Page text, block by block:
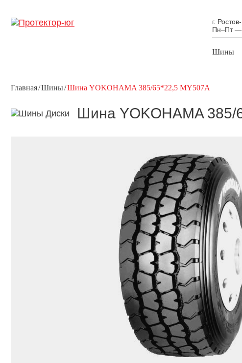
г.
Пн–Пт —
Шины
Главная Шины Шина YOKOHAMA 385/65*22,5 MY507A
Шина YOKOHAMA 385/